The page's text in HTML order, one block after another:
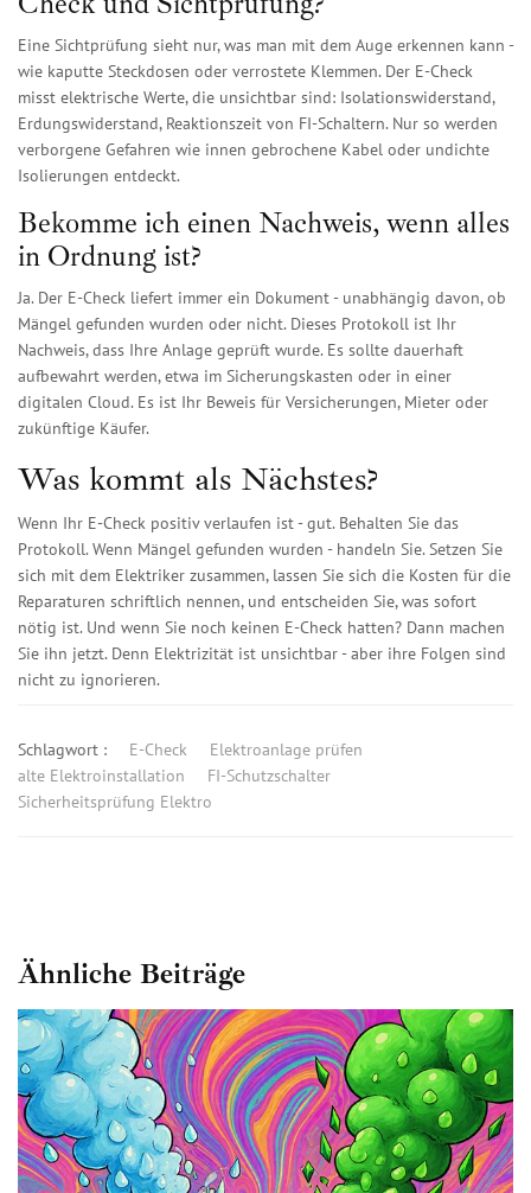
Eine Sichtprüfung sieht nur, was man mit dem Auge erkennen kann -
wie kaputte Steckdosen oder verrostete Klemmen. Der E-Check
misst elektrische Werte, die unsichtbar sind: Isolationswiderstand,
Erdungswiderstand, Reaktionszeit von FI-Schaltern. Nur so werden
verborgene Gefahren wie innen gebrochene Kabel oder undichte
Isolierungen entdeckt.
Bekomme ich einen Nachweis, wenn alles
in Ordnung ist?
Ja. Der E-Check liefert immer ein Dokument - unabhängig davon, ob
Mängel gefunden wurden oder nicht. Dieses Protokoll ist Ihr
Nachweis, dass Ihre Anlage geprüft wurde. Es sollte dauerhaft
aufbewahrt werden, etwa im Sicherungskasten oder in einer
digitalen Cloud. Es ist Ihr Beweis für Versicherungen, Mieter oder
zukünftige Käufer.
Was kommt als Nächstes?
Wenn Ihr E-Check positiv verlaufen ist - gut. Behalten Sie das
Protokoll. Wenn Mängel gefunden wurden - handeln Sie. Setzen Sie
sich mit dem Elektriker zusammen, lassen Sie sich die Kosten für die
Reparaturen schriftlich nennen, und entscheiden Sie, was sofort
nötig ist. Und wenn Sie noch keinen E-Check hatten? Dann machen
Sie ihn jetzt. Denn Elektrizität ist unsichtbar - aber ihre Folgen sind
nicht zu ignorieren.
Schlagwort : E-Check
Elektroanlage prüfen
alte Elektroinstallation
FI-Schutzschalter
Sicherheitsprüfung Elektro
Ähnliche Beiträge